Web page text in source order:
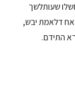
שעותלשך
דלאמת יבש,
התידם.